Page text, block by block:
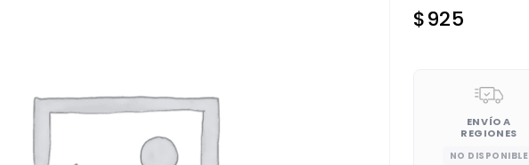
$925
ENVÍO A
REGIONES
NO DISPONIBLE